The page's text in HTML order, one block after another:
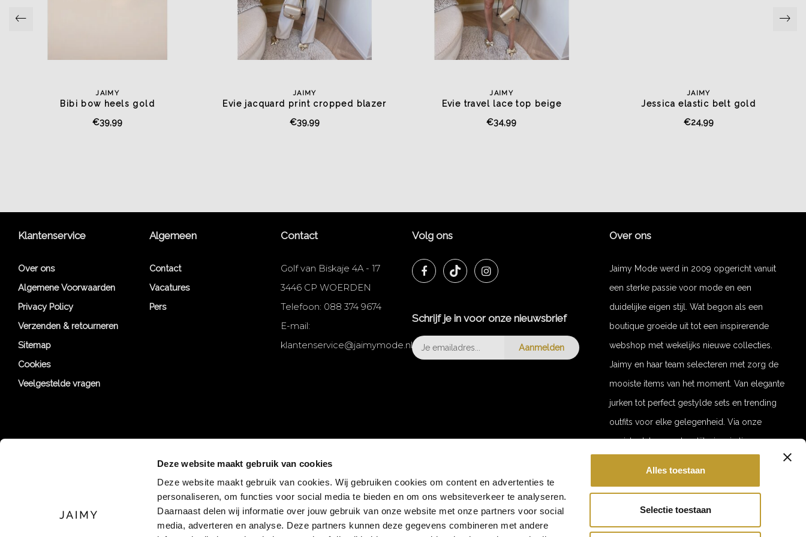
Deze website maakt gebruik van cookies
Deze website maakt gebruik van cookies. Wij gebruiken cookies om content en advertenties te
personaliseren, om functies voor social media te bieden en om ons websiteverkeer te analyseren.
Daarnaast delen wij informatie over jouw gebruik van onze website met onze partners voor social
media, adverteren en analyse. Deze partners kunnen deze gegevens combineren met andere
Alles toestaan
Selectie toestaan
JAIMY
Bibi bow heels gold
€39,99
JAIMY
Evie jacquard print cropped blazer
€39,99
JAIMY
Evie travel lace top beige
€34,99
JAIMY
Jessica elastic belt gold
€24,99
Klantenservice
Over ons
Algemene Voorwaarden
Privacy Policy
Verzenden & retourneren
Sitemap
Cookies
Veelgestelde vragen
Algemeen
Contact
Vacatures
Pers
Contact
Golf van Biskaje 4A - 17
3446 CP WOERDEN
Telefoon: 088 374 9674
E-mail:
klantenservice@jaimymode.nl
Volg ons
Schrijf je in voor onze nieuwsbrief
Aanmelden
Over ons
Jaimy Mode werd in 2009 opgericht vanuit
een sterke passie voor mode en een
duidelijke eigen stijl. Wat begon als een
boutique groeide uit tot een inspirerende
webshop met wekelijks nieuwe collecties.
Jaimy en haar team selecteren met zorg de
mooiste items van het moment. Van elegante
jurken tot perfect gestylde sets en trending
outfits voor elke gelegenheid. Via onze
socials delen we dagelijks inspiratie en
Hi babe 💕
Ontvang 10% korting op je eerste bestelling.
van nieuwe collecties, acties en events!